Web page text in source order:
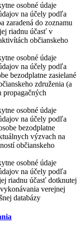
osobné údaje
na účely podľa
zaradená do zoznamu
riadnu účasť v
občianskeho
osobné údaje
na účely podľa
bezodplatne zasielané
združenia (a
propagačných
osobné údaje
na účely podľa
bezodplatne
výzvach na
občianskeho
osobné údaje
na účely podľa
riadnu účasť dotknutej
verejnej
databázy